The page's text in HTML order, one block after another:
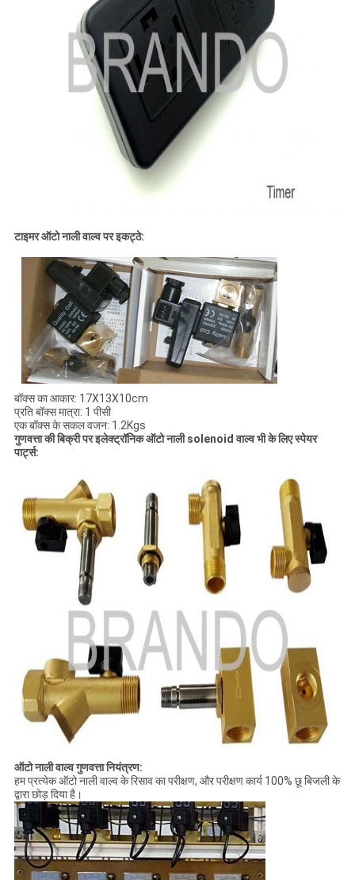
टाइमर ऑटो नाली वाल्व पर इकट्ठे:
बॉक्स का आकार: 17X13X10cm
प्रति बॉक्स मात्रा: 1 पीसी
एक बॉक्स के सकल वजन: 1.2Kgs
गुणवत्ता की बिक्री पर इलेक्ट्रॉनिक ऑटो नाली solenoid वाल्व भी के लिए स्पेयर
पार्ट्स:
ऑटो नाली वाल्व गुणवत्ता नियंत्रण:
हम प्रत्येक ऑटो नाली वाल्व के रिसाव का परीक्षण, और परीक्षण कार्य 100% छू बिजली के
द्वारा छोड़ दिया है।